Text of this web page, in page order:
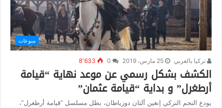
منوعات
تركيا بالعربي 25 مارس، 2019 8٬633
الكشف بشكل رسمي عن موعد نهاية “قيامة
أرطغرل” و بداية “قيامة عثمان”
يودع النجم التركي إنغين ألتان دوزياطان، بطل مسلسل “قيامة أرطغرل”،